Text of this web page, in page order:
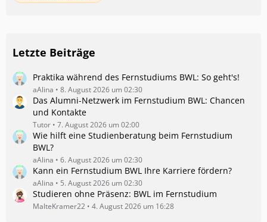
Letzte Beiträge
Praktika während des Fernstudiums BWL: So geht's!
aAlina 8. August 2026 um 02:30
Das Alumni-Netzwerk im Fernstudium BWL: Chancen
und Kontakte
Tutor 7. August 2026 um 02:00
Wie hilft eine Studienberatung beim Fernstudium
BWL?
aAlina 6. August 2026 um 02:30
Kann ein Fernstudium BWL Ihre Karriere fördern?
aAlina 5. August 2026 um 02:30
Studieren ohne Präsenz: BWL im Fernstudium
MalteKramer22 4. August 2026 um 16:28